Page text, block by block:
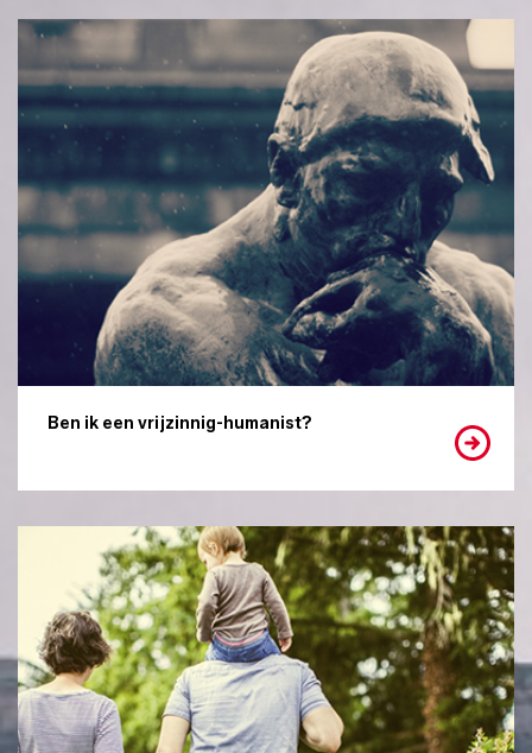
Ben ik een vrijzinnig-humanist?